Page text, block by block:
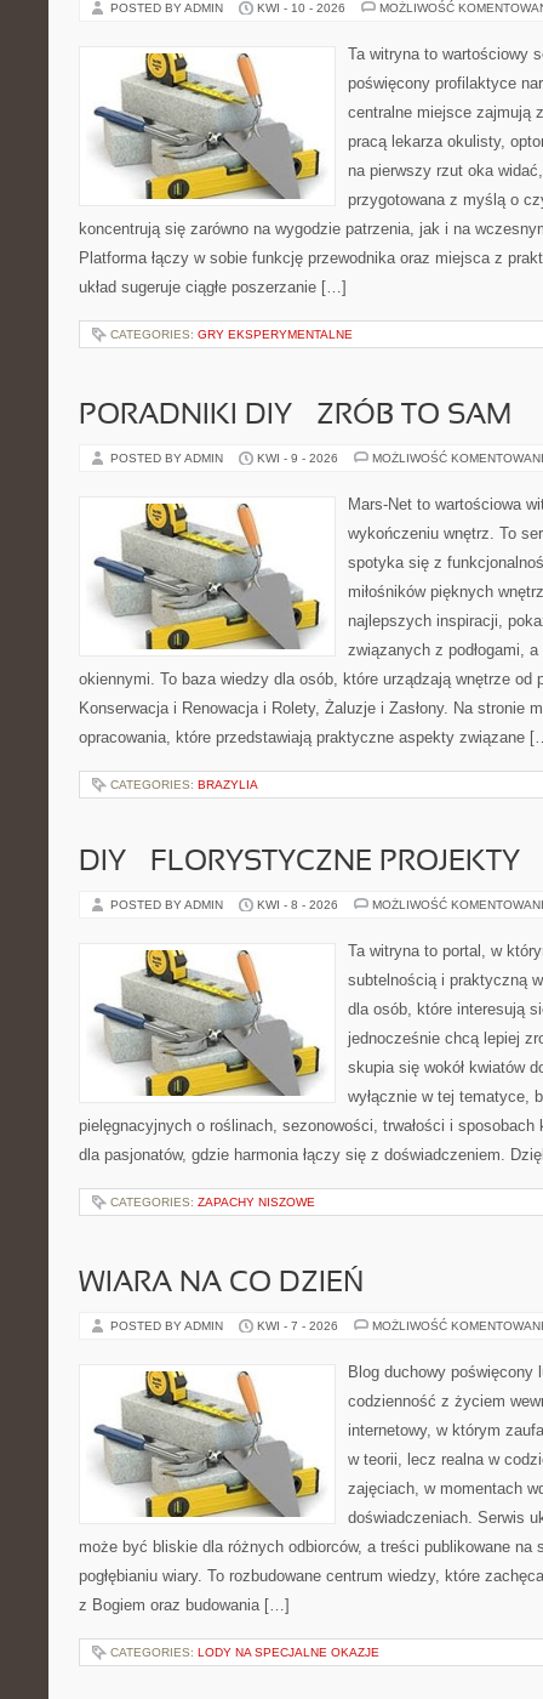
POSTED BY ADMIN KWI - 10 - 2026 MOŻLIWOŚĆ
Ta witryna to wartościowy
poświęcony profilaktyce
centralne miejsce zajmują
pracą lekarza okulisty,
na pierwszy rzut oka
przygotowana z myślą o
koncentrują się zarówno na wygodzie patrzenia, jak i na
Platforma łączy w sobie funkcję przewodnika oraz miejsca z
układ sugeruje ciągłe poszerzanie […]
CATEGORIES: GRY EKSPERYMENTALNE
PORADNIKI DIY – ZRÓB TO SAM
POSTED BY ADMIN KWI - 9 - 2026 MOŻLIWOŚĆ
Mars-Net to wartościowa
wykończeniu wnętrz. To
spotyka się z
miłośników pięknych
najlepszych inspiracji,
związanych z podłogami,
okiennymi. To baza wiedzy dla osób, które urządzają wnętrze od
Konserwacja i Renowacja i Rolety, Żaluzje i Zasłony. Na stronie
opracowania, które przedstawiają praktyczne aspekty związane
CATEGORIES: BRAZYLIA
DIY – FLORYSTYCZNE PROJEKTY
POSTED BY ADMIN KWI - 8 - 2026 MOŻLIWOŚĆ
Ta witryna to portal, w
subtelnością i praktyczną
dla osób, które interesują
jednocześnie chcą lepiej
skupia się wokół kwiatów
wyłącznie w tej tematyce,
pielęgnacyjnych o roślinach, sezonowości, trwałości i sposobach
dla pasjonatów, gdzie harmonia łączy się z doświadczeniem.
CATEGORIES: ZAPACHY NISZOWE
WIARA NA CO DZIEŃ
POSTED BY ADMIN KWI - 7 - 2026 MOŻLIWOŚĆ
Blog duchowy poświęcony
codzienność z życiem
internetowy, w którym
w teorii, lecz realna w
zajęciach, w momentach
doświadczeniach. Serwis
może być bliskie dla różnych odbiorców, a treści publikowane na
pogłębianiu wiary. To rozbudowane centrum wiedzy, które
z Bogiem oraz budowania […]
CATEGORIES: LODY NA SPECJALNE OKAZJE